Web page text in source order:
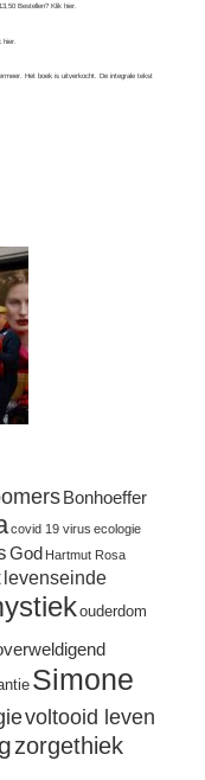
Bestellen? Klikhier
hier
Het boek is uitverkocht. De integrale tekst
Bonhoeffer
covid 19 virus ecologie
God Hartmut Rosa
levenseinde
ouderdom
Simone
voltooid leven
zorgethiek